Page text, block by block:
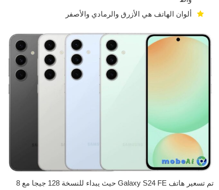
ألوان الهاتف هي الأزرق والرمادي والأصفر
تم تسعير هاتف Galaxy S24 FE حيث يبداء للنسخة 128 جيجا مع 8